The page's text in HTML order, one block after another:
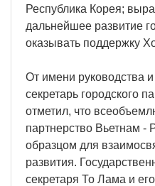
Республика Корея;
дальнейшее развитие
оказывать поддержку
От имени руководства
секретарь городского
отметил, что
партнерство Вьетнам -
образцом для
развития.
секретаря То Лама и